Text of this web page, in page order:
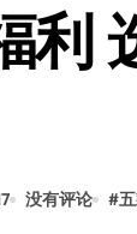
利
没有评论 #